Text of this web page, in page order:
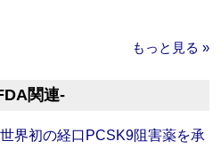
もっと見る »
関連‐
界初の経口PCSK9阻害薬を承